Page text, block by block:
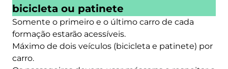
bicicleta ou patinete
Somente o primeiro e o último carro de cada
formação estarão acessíveis.
Máximo de dois veículos (bicicleta e patinete) por
carro.